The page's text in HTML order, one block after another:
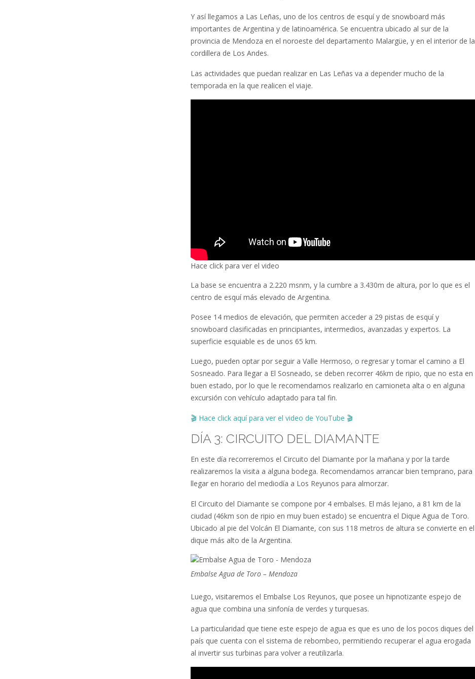
Y así llegamos a Las Leñas, uno de los centros de esquí y de snowboard más
importantes de Argentina y de latinoamérica. Se encuentra ubicado al sur de la
provincia de Mendoza en el noroeste del departamento Malargüe, y en el interior de la
cordillera de Los Andes.
Las actividades que puedan realizar en Las Leñas va a depender mucho de la
temporada en la que realicen el viaje.
Hace click para ver el video
La base se encuentra a 2.220 msnm, y la cumbre a 3.430m de altura, por lo que es el
centro de esquí más elevado de Argentina.
Posee 14 medios de elevación, que permiten acceder a 29 pistas de esquí y
snowboard clasificadas en principiantes, intermedios, avanzadas y expertos. La
superficie esquiable es de unos 65 km.
Luego, pueden optar por seguir a Valle Hermoso, o regresar y tomar el camino a El
Sosneado. Para llegar a El Sosneado, se deben recorrer 46km de ripio, que no esta en
buen estado, por lo que le recomendamos realizarlo en camioneta alta o en alguna
excursión con vehículo adaptado para tal fin.
🎬 Hace click aquí para ver el video de YouTube 🎬
DÍA 3: CIRCUITO DEL DIAMANTE
En este día recorreremos el Circuito del Diamante por la mañana y por la tarde
realizaremos la visita a alguna bodega. Recomendamos arrancar bien temprano, para
llegar en horario del mediodía a Los Reyunos para almorzar.
El Circuito del Diamante se compone por 4 embalses. El más lejano, a 81 km de la
ciudad (46km son de ripio en muy buen estado) se encuentra el Dique Agua de Toro.
Ubicado al pie del Volcán El Diamante, con sus 118 metros de altura se convierte en el
dique más alto de la Argentina.
Embalse Agua de Toro – Mendoza
Luego, visitaremos el Embalse Los Reyunos, que posee un hipnotizante espejo de
agua que combina una sinfonía de verdes y turquesas.
La particularidad que tiene este espejo de agua es que es uno de los pocos diques del
país que cuenta con el sistema de rebombeo, permitiendo recuperar el agua erogada
al invertir sus turbinas para volver a reutilizarla.